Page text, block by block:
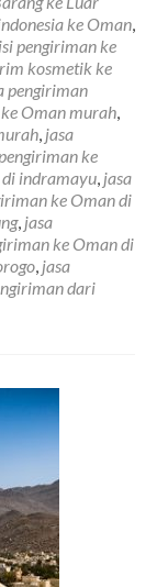
about
Jasa
Ekspor
Barang
Ke
Negara
Oman
di
Surabaya
ke Oman,
pengiriman ke
kosmetik ke
pengiriman
Oman murah,
, jasa
ke
di indramayu, jasa
ke Oman di
, jasa
ke Oman di
, jasa
dari